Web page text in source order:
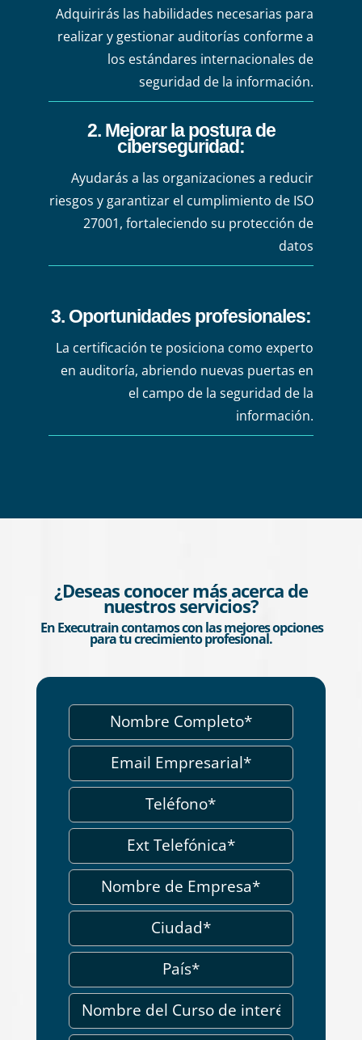
Adquirirás las habilidades necesarias para
realizar y gestionar auditorías conforme a
los estándares internacionales de
seguridad de la información.
2. Mejorar la postura de
ciberseguridad:
Ayudarás a las organizaciones a reducir
riesgos y garantizar el cumplimiento de ISO
27001, fortaleciendo su protección de
datos
3. Oportunidades profesionales:
La certificación te posiciona como experto
en auditoría, abriendo nuevas puertas en
el campo de la seguridad de la
información.
¿Deseas conocer más acerca de
nuestros servicios?
En Executrain contamos con las mejores opciones
para tu crecimiento profesional.